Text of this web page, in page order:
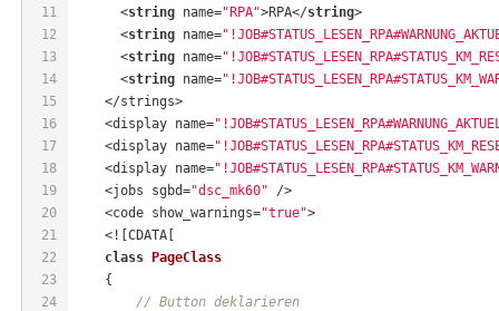
11
12
13
14
15
16
17
18
19
20
21
22
23
24
      <
string name="RPA">RPA</string>
      <
string name=
      <
string name=
      <
string name=
    </strings>
    <display name=
    <display name=
    <display name=
    <jobs sgbd=
"dsc_mk60" />
    <code show_warnings=
"true">
    <![CDATA[
class PageClass
    {
// Button deklarieren